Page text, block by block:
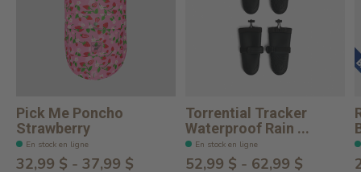
Pick Me Poncho
Strawberry
En stock en ligne
32,99 $ - 37,99 $
Torrential Tracker
Waterproof Rain ...
En stock en ligne
52,99 $ - 62,99 $